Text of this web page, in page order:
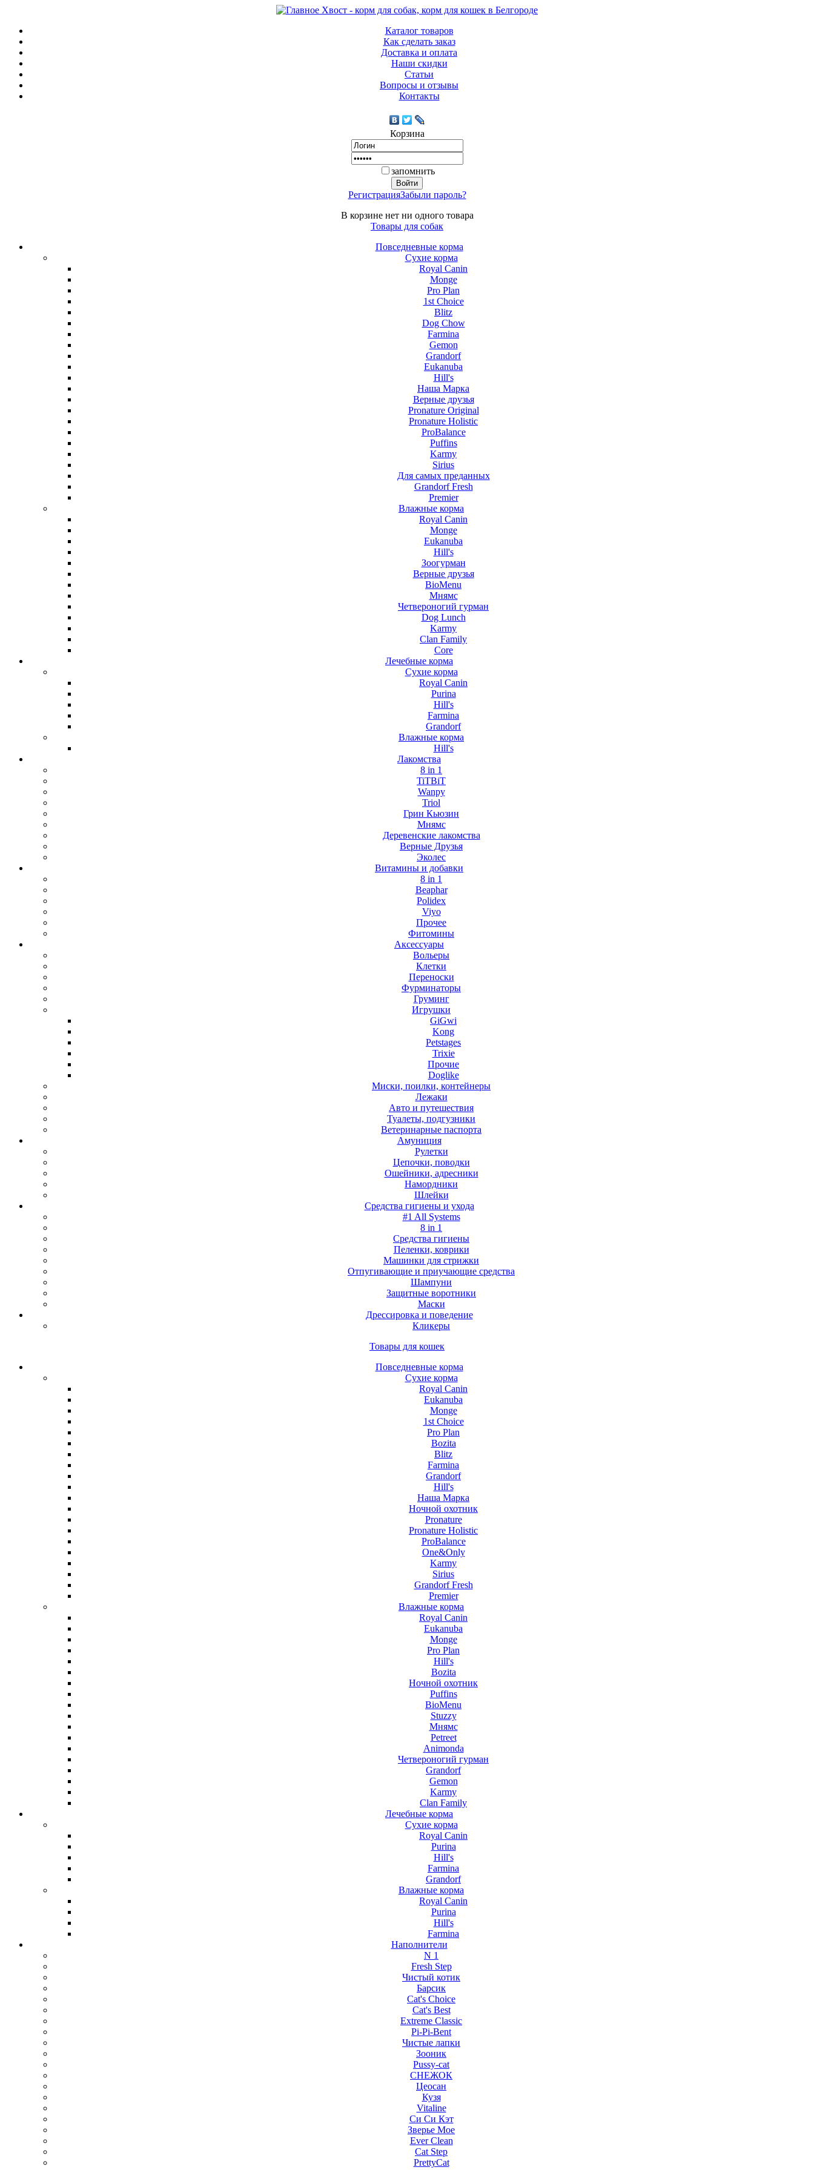
Каталог товаров
Как сделать заказ
Доставка и оплата
Наши скидки
Статьи
Вопросы и отзывы
Контакты
Корзина
запомнить
РегистрацияЗабыли пароль?
В корзине нет ни одного товара
Товары для собак
Повседневные корма
Сухие корма
Royal Canin
Monge
Pro Plan
1st Choice
Blitz
Dog Chow
Farmina
Gemon
Grandorf
Eukanuba
Hill's
Наша Марка
Верные друзья
Pronature Original
Pronature Holistic
ProBalance
Puffins
Karmy
Sirius
Для самых преданных
Grandorf Fresh
Premier
Влажные корма
Royal Canin
Monge
Eukanuba
Hill's
Зоогурман
Верные друзья
BioMenu
Мнямс
Четвероногий гурман
Dog Lunch
Karmy
Clan Family
Core
Лечебные корма
Сухие корма
Royal Canin
Purina
Hill's
Farmina
Grandorf
Влажные корма
Hill's
Лакомства
8 in 1
TiTBiT
Wanpy
Triol
Грин Кьюзин
Мнямс
Деревенские лакомства
Верные Друзья
Эколес
Витамины и добавки
8 in 1
Beaphar
Polidex
Viyo
Прочее
Фитомины
Аксессуары
Вольеры
Клетки
Переноски
Фурминаторы
Груминг
Игрушки
GiGwi
Kong
Petstages
Trixie
Прочие
Doglike
Миски, поилки, контейнеры
Лежаки
Авто и путешествия
Туалеты, подгузники
Ветеринарные паспорта
Амуниция
Рулетки
Цепочки, поводки
Ошейники, адресники
Намордники
Шлейки
Средства гигиены и ухода
#1 All Systems
8 in 1
Средства гигиены
Пеленки, коврики
Машинки для стрижки
Отпугивающие и приучающие средства
Шампуни
Защитные воротники
Маски
Дрессировка и поведение
Кликеры
Товары для кошек
Повседневные корма
Сухие корма
Royal Canin
Eukanuba
Monge
1st Choice
Pro Plan
Bozita
Blitz
Farmina
Grandorf
Hill's
Наша Марка
Ночной охотник
Pronature
Pronature Holistic
ProBalance
One&Only
Karmy
Sirius
Grandorf Fresh
Premier
Влажные корма
Royal Canin
Eukanuba
Monge
Pro Plan
Hill's
Bozita
Ночной охотник
Puffins
BioMenu
Stuzzy
Мнямс
Petreet
Animonda
Четвероногий гурман
Grandorf
Gemon
Karmy
Clan Family
Лечебные корма
Сухие корма
Royal Canin
Purina
Hill's
Farmina
Grandorf
Влажные корма
Royal Canin
Purina
Hill's
Farmina
Наполнители
N 1
Fresh Step
Чистый котик
Барсик
Cat's Choice
Cat's Best
Extreme Classic
Pi-Pi-Bent
Чистые лапки
Зооник
Pussy-cat
СНЕЖОК
Цеосан
Кузя
Vitaline
Си Си Кэт
Зверье Мое
Ever Clean
Cat Step
PrettyCat